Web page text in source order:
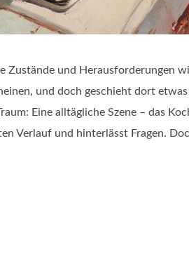
Zustände und Herausforderungen
und doch geschieht dort
Eine alltägliche Szene – das
Verlauf und hinterlässt Fragen.